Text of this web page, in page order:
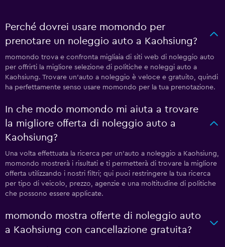
Perché dovrei usare momondo per
prenotare un noleggio auto a Kaohsiung?
momondo trova e confronta migliaia di siti web di noleggio auto
per offrirti la migliore selezione di politiche e noleggi auto a
Kaohsiung. Trovare un'auto a noleggio è veloce e gratuito, quindi
ha perfettamente senso usare momondo per la tua prenotazione.
In che modo momondo mi aiuta a trovare
la migliore offerta di noleggio auto a
Kaohsiung?
Una volta effettuata la ricerca per un'auto a noleggio a Kaohsiung,
momondo mostrerà i risultati e ti permetterà di trovare la migliore
offerta utilizzando i nostri filtri; qui puoi restringere la tua ricerca
per tipo di veicolo, prezzo, agenzie e una moltitudine di politiche
che possono essere applicate.
momondo mostra offerte di noleggio auto
a Kaohsiung con cancellazione gratuita?